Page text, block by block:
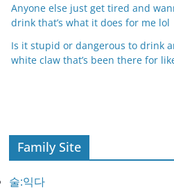
Anyone else just get tired and
drink that’s what it does for me lol
Is it stupid or dangerous to drink
white claw that’s been there for
Family Site
술:익다